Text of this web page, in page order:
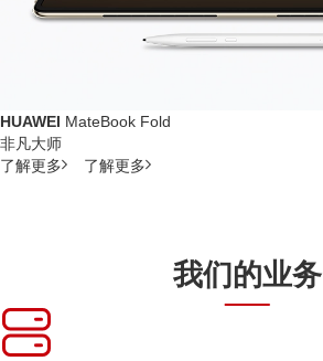
HUAWEI MateBook Fold
非凡大师
了解更多
了解更多
我们的业务